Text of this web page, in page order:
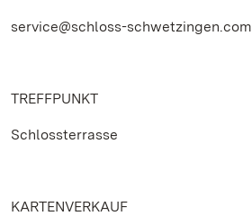
service@schloss-schwetzingen.com
TREFFPUNKT
Schlossterrasse
KARTENVERKAUF